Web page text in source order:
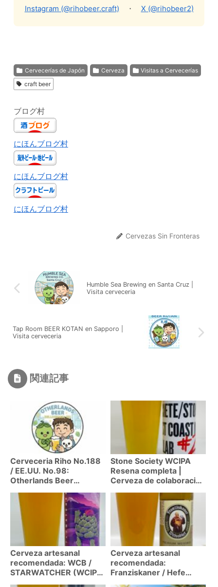
Instagram (@rihobeer.craft) ・ X (@rihobeer2)
Cervecerías de Japón Cerveza
Visitas a Cervecerías
craft beer
ブログ村
にほんブログ村
にほんブログ村
にほんブログ村
Cervezas Sin Fronteras
Humble Sea Brewing en Santa Cruz |
Visita cerveceria
Tap Room BEER KOTAN en Sapporo |
Visita cerveceria
関連記事
Cerveceria Riho No.188
/ EE.UU. No.98:
Otherlands Beer
(Bellingham, WA) | Top
10 Brewpub de EE.UU.!
Especialista en estilo
europeo
Stone Society WCIPA
Resena completa |
Cerveza de colaboracion
limitada Stone Brewing x
Society
Cerveza artesanal
recomendada: WCB /
STARWATCHER (WCIPA
7.0%)
Cerveza artesanal
recomendada:
Franziskaner / Hefe
Weissbier (Weizen 5%)